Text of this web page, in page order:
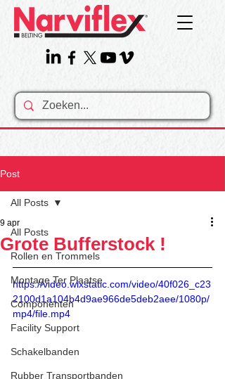
Post
All Posts
Rollen en Trommels
Montage Ter Plaatse
Componenten
Facility Support
Schakelbanden
Rubber Transportbanden
All Posts
Grote Bufferstock !
9 apr
https://video.wixstatic.com/video/40f026_c23
2100d1a104b4d9ae966de5deb2aee/1080p/
mp4/file.mp4